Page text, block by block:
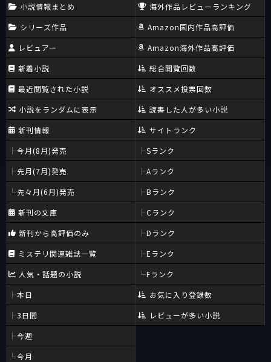
「カトリック」とは「公同の」という意味であり、要は「世界の
どこに行っても同じである、正統なるキリスト教会」という意味
であり、後続新参の「プロテスタント」との差異化をはかるため
の、權威づけ形容詞に他ならない。
要は「我々こそが唯一正統のキリスト教であり、他のは異端。よ
く言っても、傍流でしかない」という「エリート意識」に発す
る、臆面もない自己形容なのだ。
そして、こうした形容のしかたは「本格ミステリ」の「本格」と
いう自己形容に、そっくりなのではないだろうか。
「我々こそが本格であり、他は非本格である。当然、我々の方が
その（ミステリとしての）本質において優れている」という意識
の表れである。
また、こうした「エリート意識」があるからこそ、在来の「日本
推理作家協会」では「本格作品は協会賞を受賞しづらく、我々は
損をしている」という「エリート意識の裏返しとしての、被差別
意識」をつのらせたあげく、「本格ミステリのための賞である、
本格ミステリ大賞」の授与主体である「本格ミステリ作家クラ
ブ」を立ち上げることにもなったのだ。
本格ミステリ作家もまた「人間」であるならば、権威が嫌いなわ
けはなく、欲得のないわけでもないのは、当然のことだったので
ある。
（ちなみに最近、本格ミステリ作家クラブが、本格ミステリ大賞
20周年ということで『本格ミステリの本流』という評論アンソロ
ジーを刊行した。歴代の本格ミステリ大賞受賞作について、同会
に所属する作家たちが作品論を書いた、言うなれば、權威づけの
ための、わかりやすい「お手盛り」本である）
小説情報まとめ
シリーズ作品
レビュアー
新着小説
最近閲覧された小説
小説をランダムに表示
新刊情報
今月(8月)発売
先月(7月)発売
先々月(6月)発売
新刊の文庫
新刊から高評価のみ
ミステリ関連雑誌一覧
人気・話題の小説
本日
3日間
今週
今月
海外作品レビューランキング
Amazon国内作品高評価
Amazon海外作品高評価
総合閲覧回数
オススメ投票回数
読書した人が多い小説
サイトランク
Sランク
Aランク
Bランク
Cランク
Dランク
Eランク
Fランク
お気に入り登録数
レビューが多い小説